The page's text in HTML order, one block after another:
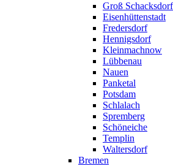
Groß
Eisenhüttenstadt
Fredersdorf
Hennigsdorf
Kleinmachnow
Lübbenau
Nauen
Panketal
Potsdam
Schlalach
Spremberg
Schöneiche
Templin
Waltersdorf
Bremen